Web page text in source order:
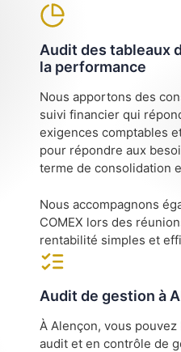
Audit des tableaux
la performance
Nous apportons des
suivi financier qui
exigences comptables
pour répondre aux
terme de consolidation
Nous accompagnons
COMEX lors des
rentabilité simples et
Audit de gestion à
À Alençon, vous
audit et en contrôle de